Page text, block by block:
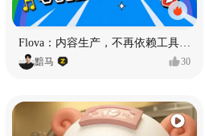
Flova：内容生产，不再依赖工具切换
黯马 30